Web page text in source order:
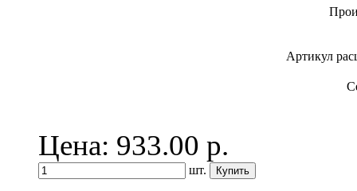
Артикул
Цена: 933.00 р.
шт.